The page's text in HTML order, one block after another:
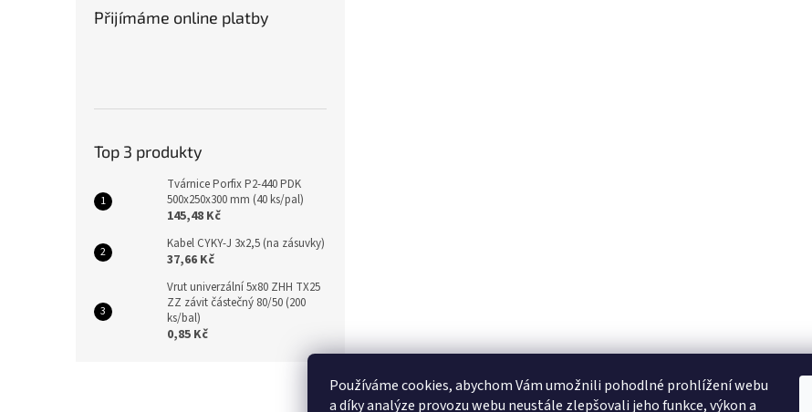
Používáme cookies, abychom Vám umožnili pohodlné prohlížení webu
a díky analýze provozu webu neustále zlepšovali jeho funkce, výkon a
Přijímáme online platby
Top 3 produkty
Tvárnice Porfix P2-440 PDK
500x250x300 mm (40 ks/pal)
145,48 Kč
Kabel CYKY-J 3x2,5 (na zásuvky)
37,66 Kč
Vrut univerzální 5x80 ZHH TX25
ZZ závit částečný 80/50 (200
ks/bal)
0,85 Kč